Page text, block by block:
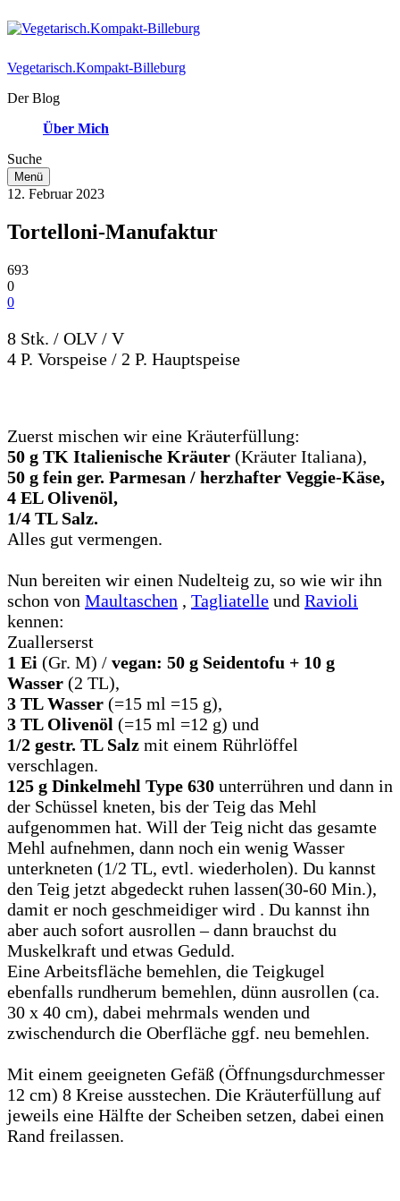
Vegetarisch.Kompakt-Billeburg
Der Blog
Über Mich
Suche
Menü
12. Februar 2023
Tortelloni-Manufaktur
693
0
0
8 Stk. / OLV / V
4 P. Vorspeise / 2 P. Hauptspeise
Zuerst mischen wir eine Kräuterfüllung:
50 g TK Italienische Kräuter (Kräuter Italiana),
50 g fein ger. Parmesan / herzhafter Veggie-Käse,
4 EL Olivenöl,
1/4 TL Salz.
Alles gut vermengen.
Nun bereiten wir einen Nudelteig zu, so wie wir ihn
schon von Maultaschen , Tagliatelle und Ravioli
kennen:
Zuallerserst
1 Ei (Gr. M) / vegan: 50 g Seidentofu + 10 g
Wasser (2 TL),
3 TL Wasser (=15 ml =15 g),
3 TL Olivenöl (=15 ml =12 g) und
1/2 gestr. TL Salz mit einem Rührlöffel
verschlagen.
125 g Dinkelmehl Type 630 unterrühren und dann in
der Schüssel kneten, bis der Teig das Mehl
aufgenommen hat. Will der Teig nicht das gesamte
Mehl aufnehmen, dann noch ein wenig Wasser
unterkneten (1/2 TL, evtl. wiederholen). Du kannst
den Teig jetzt abgedeckt ruhen lassen(30-60 Min.),
damit er noch geschmeidiger wird . Du kannst ihn
aber auch sofort ausrollen – dann brauchst du
Muskelkraft und etwas Geduld.
Eine Arbeitsfläche bemehlen, die Teigkugel
ebenfalls rundherum bemehlen, dünn ausrollen (ca.
30 x 40 cm), dabei mehrmals wenden und
zwischendurch die Oberfläche ggf. neu bemehlen.
Mit einem geeigneten Gefäß (Öffnungsdurchmesser
12 cm) 8 Kreise ausstechen. Die Kräuterfüllung auf
jeweils eine Hälfte der Scheiben setzen, dabei einen
Rand freilassen.